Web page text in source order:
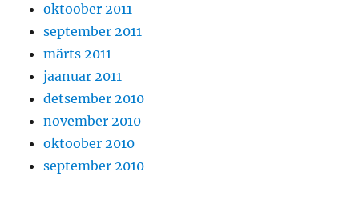
oktoober 2011
september 2011
märts 2011
jaanuar 2011
detsember 2010
november 2010
oktoober 2010
september 2010